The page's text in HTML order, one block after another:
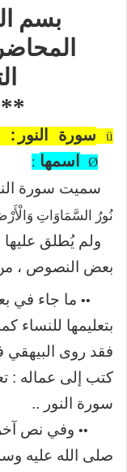
بسم
ü سورة النور:
Ø اسمها :
سميت سورة
نُورُ السَّمَاوَاتِ
ولم يُطلق عليها
بعض النصوص ،
•• ما جاء في
بتعليمها للنساء
فقد روى
كتب إلى عماله :
سورة النور ..
•• وفي نص
صلى الله عليه